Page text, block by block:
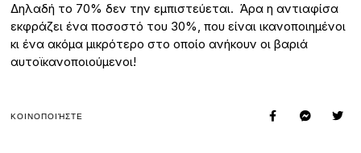
Δηλαδή το 70% δεν την εμπιστεύεται. Άρα η αντιαφίσα
εκφράζει ένα ποσοστό του 30%, που είναι ικανοποιημένοι
κι ένα ακόμα μικρότερο στο οποίο ανήκουν οι βαριά
αυτοϊκανοποιούμενοι!
ΚΟΙΝΟΠΟΙΉΣΤΕ